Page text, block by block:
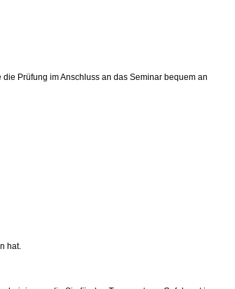
Prüfung im Anschluss an das Seminar bequem an
hat.